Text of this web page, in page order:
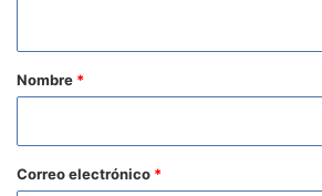
r
*
Nombre *
Correo electrónico *